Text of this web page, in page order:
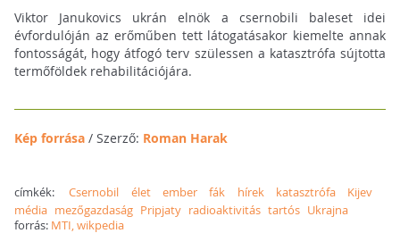
Viktor Janukovics ukrán elnök a csernobili baleset idei
évfordulóján az erőműben tett látogatásakor kiemelte annak
fontosságát, hogy átfogó terv szülessen a katasztrófa sújtotta
termőföldek rehabilitációjára.
Kép forrása/ Szerző: Roman Harak
címkék:Csernobil élet ember fák hírek katasztrófa
Kijev
média mezőgazdaság Pripjaty radioaktivitás tartós Ukrajna
forrás: MTI, wikpedia